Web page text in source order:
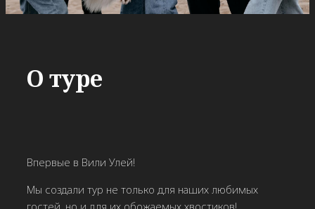
О туре
Впервые в Вили Улей!
Мы создали тур не только для наших любимых
гостей, но и для их обожаемых хвостиков!